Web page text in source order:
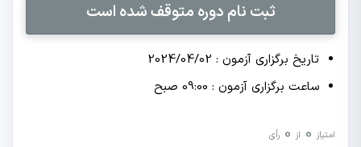
ثبت نام دوره متوقف شده است
تاریخ برگزاری آزمون : 2024/04/02
ساعت برگزاری آزمون : 09:00 صبح
امتیاز 0 از 0 رأی